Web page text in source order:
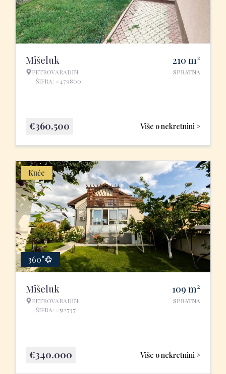
Mišeluk
PETROVARADIN
ŠIFRA: #479800
210 m2
SPRATNA
Više o nekretnini >
€360.500
Kuće
360°
Mišeluk
PETROVARADIN
ŠIFRA: #512737
109 m2
SPRATNA
Više o nekretnini >
€340.000